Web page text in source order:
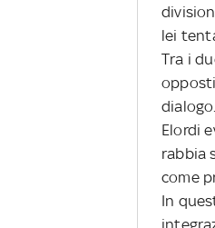
lei
Tra i
Elordi
rabbia
come
In